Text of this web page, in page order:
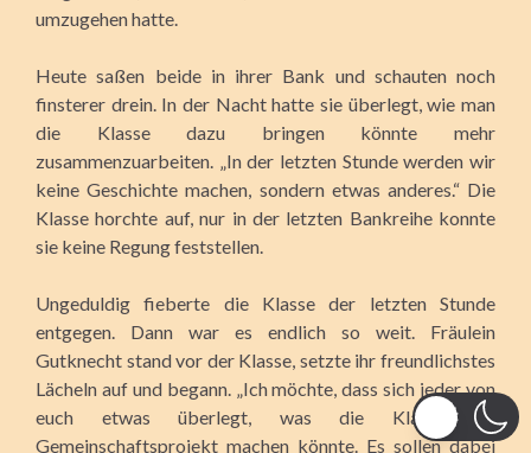
umzugehen hatte.
Heute saßen beide in ihrer Bank und schauten noch
finsterer drein. In der Nacht hatte sie überlegt, wie man
die Klasse dazu bringen könnte mehr
zusammenzuarbeiten. „In der letzten Stunde werden wir
keine Geschichte machen, sondern etwas anderes.“ Die
Klasse horchte auf, nur in der letzten Bankreihe konnte
sie keine Regung feststellen.
Ungeduldig fieberte die Klasse der letzten Stunde
entgegen. Dann war es endlich so weit. Fräulein
Gutknecht stand vor der Klasse, setzte ihr freundlichstes
Lächeln auf und begann. „Ich möchte, dass sich jeder von
euch etwas überlegt, was die Klasse als
Gemeinschaftsprojekt machen könnte. Es sollen dabei